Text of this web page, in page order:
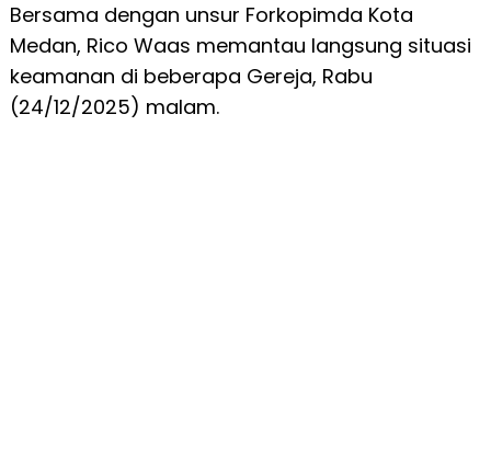
Bersama dengan unsur Forkopimda Kota
Medan, Rico Waas memantau langsung situasi
keamanan di beberapa Gereja, Rabu
(24/12/2025) malam.